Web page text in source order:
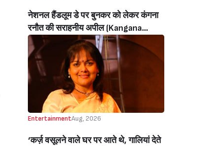
नेशनल हैंडलूम डे पर बुनकर को लेकर कंगना
रनौत की सराहनीय अपील (Kangana
Ranaut’s Commendable Appeal
Regarding Weavers On National
Handloom Day)
EntertainmentAug, 2026
‘कर्ज़ वसूलने वाले घर पर आते थे, गालियां देते